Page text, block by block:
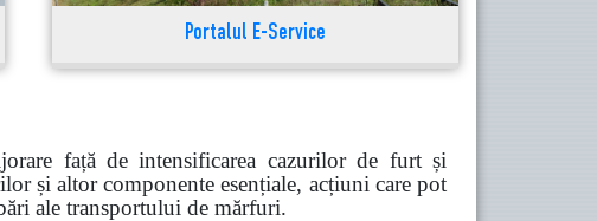
Portalul E-Service
față de intensificarea cazurilor de furt și
și altor componente esențiale, acțiuni care pot
ale transportului de mărfuri.